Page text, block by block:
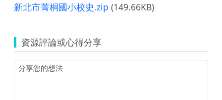
新北市菁桐國小校史.zip (149.66KB)
資源評論或心得分享